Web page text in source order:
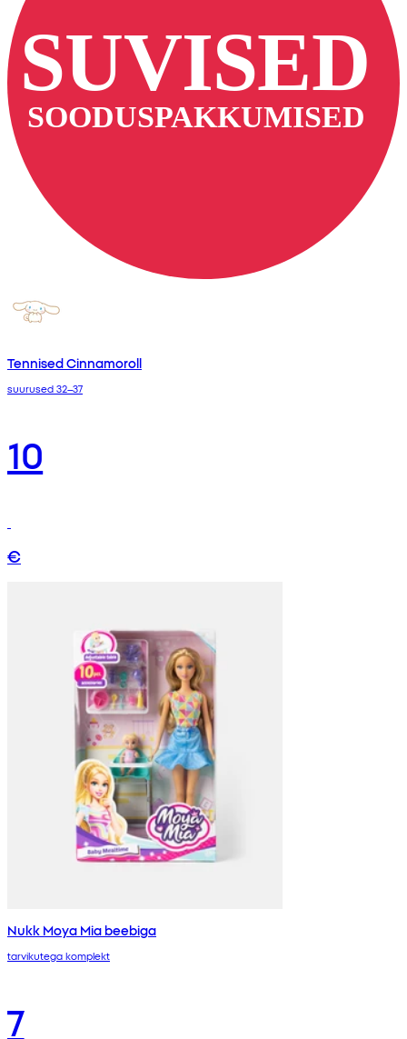
Tennised Cinnamoroll
suurused 32–37
10
€
Nukk Moya Mia beebiga
tarvikutega komplekt
7